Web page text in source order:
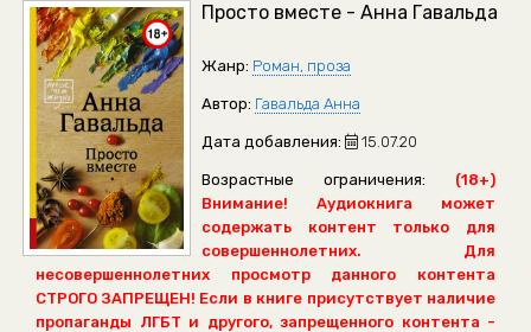
Просто вместе - Анна Гавальда
Жанр: Роман, проза
Автор: Гавальда Анна
Дата добавления: 15.07.20
Возрастные ограничения:
(18+)
Внимание! Аудиокнига может
содержать контент только для
совершеннолетних. Для
несовершеннолетних просмотр данного контента
СТРОГО ЗАПРЕЩЕН! Если в книге присутствует наличие
пропаганды ЛГБТ и другого, запрещенного контента -